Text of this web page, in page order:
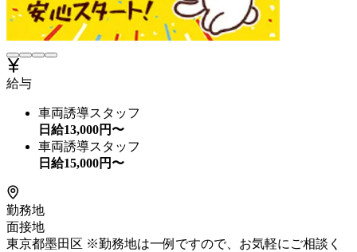
給与
車両誘導スタッフ
日給13,000円〜
車両誘導スタッフ
日給15,000円〜
勤務地
面接地
東京都墨田区 ※勤務地は一例ですので、お気軽にご相談く